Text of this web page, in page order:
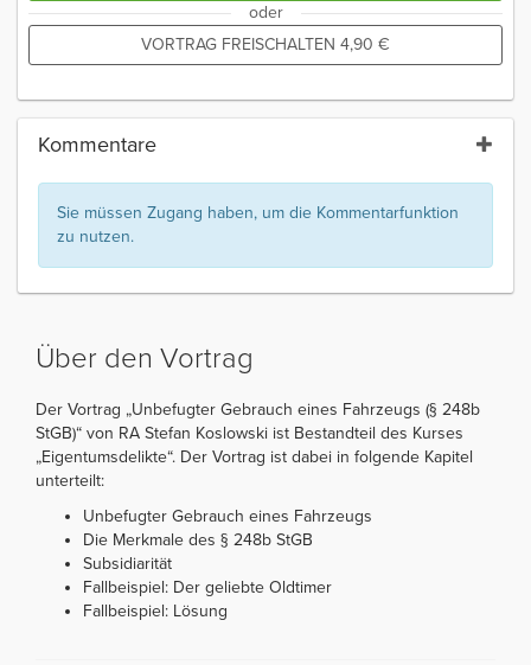
oder
VORTRAG FREISCHALTEN 4,90 €
Kommentare
Sie müssen Zugang haben, um die Kommentarfunktion
zu nutzen.
Über den Vortrag
Der Vortrag „Unbefugter Gebrauch eines Fahrzeugs (§ 248b
StGB)“ von RA Stefan Koslowski ist Bestandteil des Kurses
„Eigentumsdelikte“. Der Vortrag ist dabei in folgende Kapitel
unterteilt:
Unbefugter Gebrauch eines Fahrzeugs
Die Merkmale des § 248b StGB
Subsidiarität
Fallbeispiel: Der geliebte Oldtimer
Fallbeispiel: Lösung